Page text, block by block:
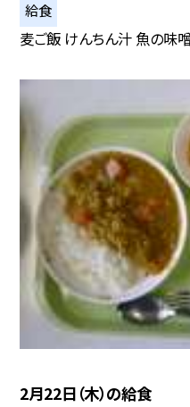
給食
麦ご飯 けんちん汁 魚の味
2月22日（木）の給食